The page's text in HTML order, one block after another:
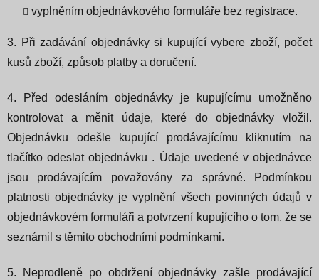
vyplněním objednávkového formuláře bez registrace.
3. Při zadávání objednávky si kupující vybere zboží, počet
kusů zboží, způsob platby a doručení.
4. Před odesláním objednávky je kupujícímu umožněno
kontrolovat a měnit údaje, které do objednávky vložil.
Objednávku odešle kupující prodávajícímu kliknutím na
tlačítko odeslat objednávku . Údaje uvedené v objednávce
jsou prodávajícím považovány za správné. Podmínkou
platnosti objednávky je vyplnění všech povinných údajů v
objednávkovém formuláři a potvrzení kupujícího o tom, že se
seznámil s těmito obchodními podmínkami.
5. Neprodleně po obdržení objednávky zašle prodávající